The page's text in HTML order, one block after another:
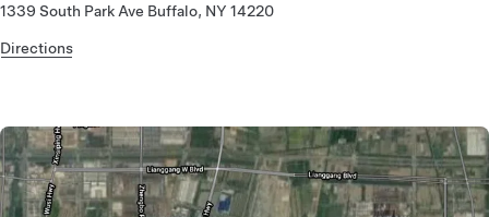
1339 South Park Ave Buffalo, NY 14220
Directions